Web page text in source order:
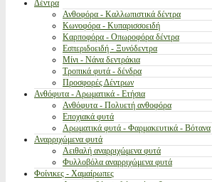
Δέντρα
Ανθοφόρα - Καλλωπιστικά δέντρα
Κωνοφόρα - Κυπαρισσοειδή
Καρποφόρα - Οπωροφόρα δέντρα
Εσπεριδοειδή - Ξυνόδεντρα
Μίνι - Νάνα δεντράκια
Τροπικά φυτά - δένδρα
Προσφορές Δέντρων
Ανθόφυτα - Αρωματικά - Ετήσια
Ανθόφυτα - Πολυετή ανθοφόρα
Εποχιακά φυτά
Αρωματικά φυτά - Φαρμακευτικά - Βότανα
Αναρριχώμενα φυτά
Αειθαλή αναρριχώμενα φυτά
Φυλλοβόλα αναρριχώμενα φυτά
Φοίνικες - Χαμαίρωπες